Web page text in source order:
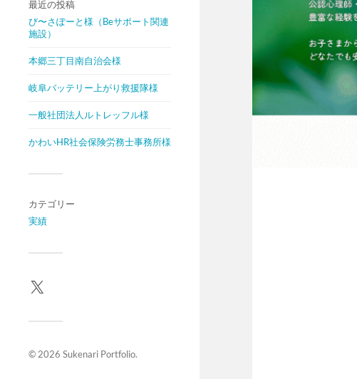
最近の投稿
び〜さぽーと様（Beサポート関連
施設）
本郷三丁目南自治会様
岐阜バッテリー上がり救援隊様
一般社団法人ルトレッフル様
かわいHR社会保険労務士事務所様
カテゴリー
実績
© 2026 Sukenari Portfolio.